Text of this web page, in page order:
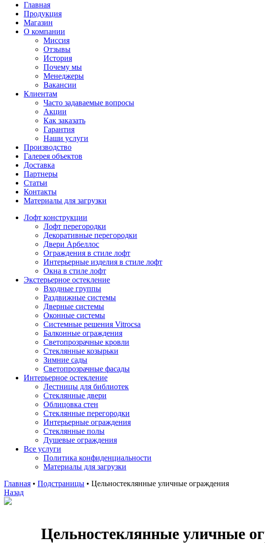
Главная
Продукция
Магазин
О компании
Миссия
Отзывы
История
Почему мы
Менеджеры
Вакансии
Клиентам
Часто задаваемые вопросы
Акции
Как заказать
Гарантия
Наши услуги
Производство
Галерея объектов
Доставка
Партнеры
Статьи
Контакты
Материалы для загрузки
Лофт конструкции
Лофт перегородки
Декоративные перегородки
Двери Арбеллос
Ограждения в стиле лофт
Интерьерные изделия в стиле лофт
Окна в стиле лофт
Экстерьерное остекление
Входные группы
Раздвижные системы
Дверные системы
Оконные системы
Системные решения Vitrocsa
Балконные ограждения
Светопрозрачные кровли
Стеклянные козырьки
Зимние сады
Светопрозрачные фасады
Интерьерное остекление
Лестницы для библиотек
Стеклянные двери
Облицовка стен
Стеклянные перегородки
Интерьерные ограждения
Стеклянные полы
Душевые ограждения
Все услуги
Политика конфиденциальности
Материалы для загрузки
Главная • Подстраницы • Цельностеклянные уличные ограждения
Назад
Цельностеклянные уличные